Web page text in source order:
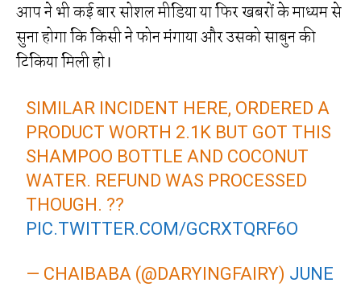
आप ने भी कई बार सोशल मीडिया या फिर खबरों के माध्यम से
सुना होगा कि किसी ने फोन मंगाया और उसको साबुन की
टिकिया मिली हो।
SIMILAR INCIDENT HERE, ORDERED A
PRODUCT WORTH 2.1K BUT GOT THIS
SHAMPOO BOTTLE AND COCONUT
WATER. REFUND WAS PROCESSED
THOUGH. ??
PIC.TWITTER.COM/GCRXTQRF6O
— CHAIBABA (@DARYINGFAIRY) JUNE